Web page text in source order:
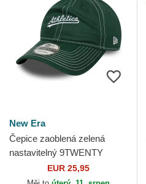
New Era
Čepice zaoblená zelená
nastavitelný 9TWENTY
Contrast Stitch Oakland
Athletics MLB New Era
EUR 25,95